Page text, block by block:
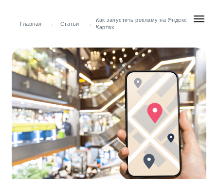
Статьи
Главная →
Как запустить рекламу на Яндекс
Картах
→